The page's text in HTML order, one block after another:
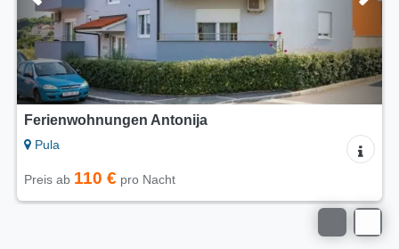
Ferienwohnung Sole di Pola
Pula
Preis ab 32 €pro Nacht